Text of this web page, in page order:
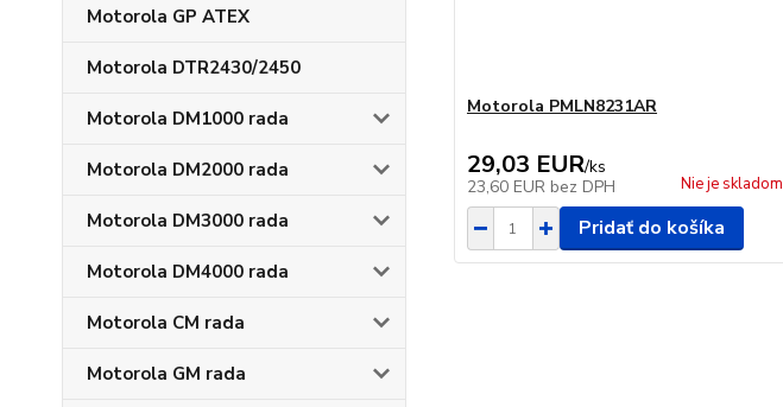
Motorola GP ATEX
Motorola DTR2430/2450
Motorola DM1000 rada
Motorola DM2000 rada
Motorola DM3000 rada
Motorola DM4000 rada
Motorola CM rada
Motorola GM rada
Motorola PMLN8231AR
29,03 EUR/ks
23,60 EUR bez DPH Nie je skladom
Pridať do košíka